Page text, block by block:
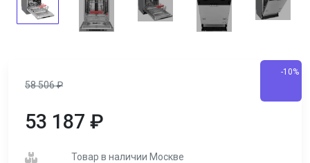
58 506₽
-10%
53 187 ₽
Товар в наличии Москве